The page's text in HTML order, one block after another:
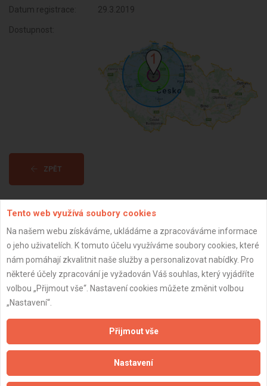
Datum registrace: 29.3.2019
Dostupnost:
ZPĚT
Aktualizováno z portálu ARES dne 03.01.2024 11:45:07
Důležité informace
Zpracování a ochrana osobních údajů
Zásady pro používání souborů cookie
Obchodní podmínky (zprostředkování)
Obchodní podmínky (rozpočtování)
Reference
Tento web využívá soubory cookies
Na našem webu získáváme, ukládáme a zpracováváme informace
o jeho uživatelích. K tomuto účelu využíváme soubory cookies, které
nám pomáhají zkvalitnit naše služby a personalizovat nabídky. Pro
některé účely zpracování je vyžadován Váš souhlas, který vyjádříte
volbou „Přijmout vše“. Nastavení cookies můžete změnit volbou
„Nastavení“.
Přijmout vše
Nastavení